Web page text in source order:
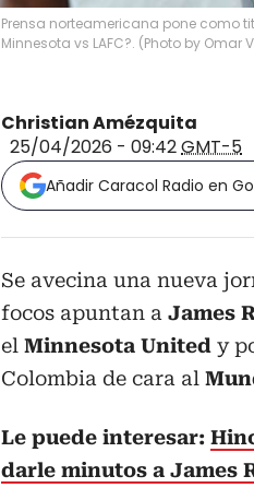
Prensa norteamericana pone como
Minnesota vs LAFC?. (Photo by
Christian Amézquita
25/04/2026 - 09:42GMT-5
Añadir Caracol Radio en
Se avecina una nueva
focos apuntan a James
el Minnesota United y
Colombia de cara al
Le puede interesar:
darle minutos a James